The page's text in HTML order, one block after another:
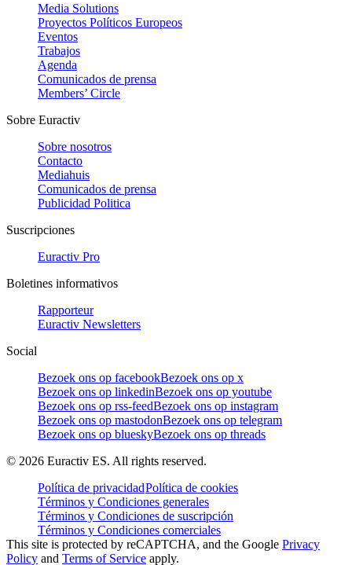
Media Solutions
Proyectos Políticos Europeos
Eventos
Trabajos
Agenda
Comunicados de prensa
Members’ Circle
Sobre Euractiv
Sobre nosotros
Contacto
Mediahuis
Comunicados de prensa
Publicidad Politica
Suscripciones
Euractiv Pro
Boletines informativos
Rapporteur
Euractiv Newsletters
Social
Bezoek ons op facebookBezoek ons op x
Bezoek ons op linkedinBezoek ons op youtube
Bezoek ons op rss-feedBezoek ons op instagram
Bezoek ons op mastodonBezoek ons op telegram
Bezoek ons op blueskyBezoek ons op threads
© 2026 Euractiv ES. All rights reserved.
Política de privacidadPolítica de cookies
Términos y Condiciones generales
Términos y Condiciones de suscripción
Términos y Condiciones comerciales
This site is protected by reCAPTCHA, and the Google Privacy
Policy and Terms of Service apply.